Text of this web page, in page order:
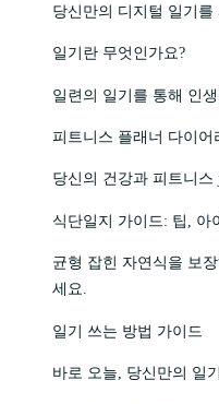
당신만의 디지털 일기를
일기란 무엇인가요?
일련의 일기를 통해 인
피트니스 플래너 다이어
당신의 건강과 피트니스
식단일지 가이드: 팁, 아
균형 잡힌 자연식을 보
세요.
일기 쓰는 방법 가이드
바로 오늘, 당신만의 일